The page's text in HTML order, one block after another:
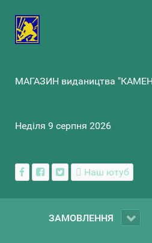
МАГАЗИН видаництва
Неділя 9 серпня 2026
Наш ютуб
ЗАМОВЛЕННЯ